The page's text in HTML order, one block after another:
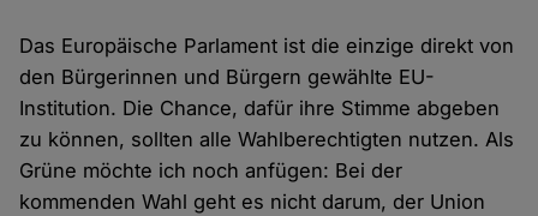
Das Europäische Parlament ist die einzige direkt von
den Bürgerinnen und Bürgern gewählte EU-
Institution. Die Chance, dafür ihre Stimme abgeben
zu können, sollten alle Wahlberechtigten nutzen. Als
Grüne möchte ich noch anfügen: Bei der
kommenden Wahl geht es nicht darum, der Union